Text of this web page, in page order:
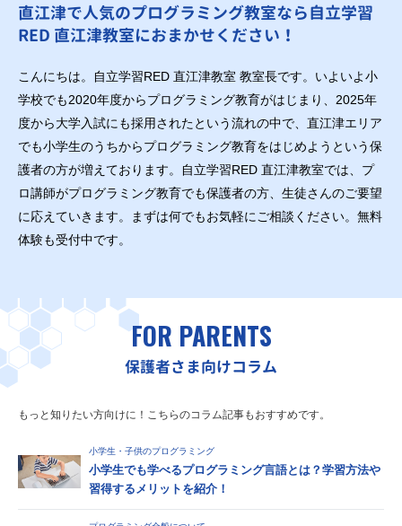
直江津で人気のプログラミング教室なら自立学習
RED 直江津教室におまかせください！
こんにちは。自立学習RED 直江津教室 教室長です。いよいよ小
学校でも2020年度からプログラミング教育がはじまり、2025年
度から大学入試にも採用されたという流れの中で、直江津エリア
でも小学生のうちからプログラミング教育をはじめようという保
護者の方が増えております。自立学習RED 直江津教室では、プ
ロ講師がプログラミング教育でも保護者の方、生徒さんのご要望
に応えていきます。まずは何でもお気軽にご相談ください。無料
体験も受付中です。
FOR PARENTS
保護者さま向けコラム
もっと知りたい方向けに！こちらのコラム記事もおすすめです。
小学生・子供のプログラミング
小学生でも学べるプログラミング言語とは？学習方法や
習得するメリットを紹介！